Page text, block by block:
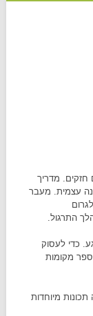
חזקים. מדריך
עצמית. מעבר
התרגול.
כדי לעסוק
מקומות
מיוחדות